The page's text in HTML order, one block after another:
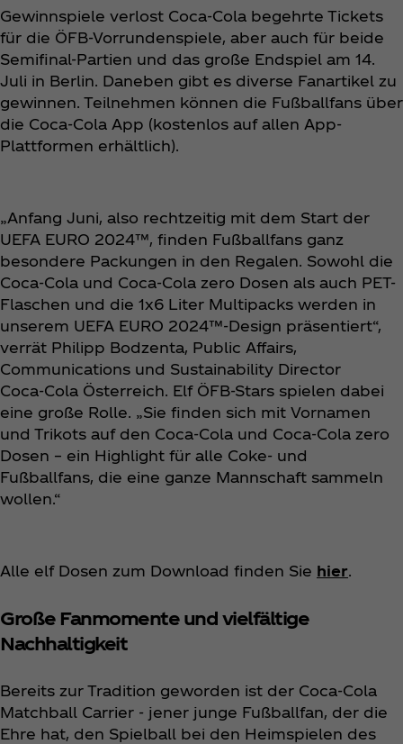
Gewinnspiele verlost Coca‑Cola begehrte Tickets
für die ÖFB-Vorrundenspiele, aber auch für beide
Semifinal-Partien und das große Endspiel am 14.
Juli in Berlin. Daneben gibt es diverse Fanartikel zu
gewinnen. Teilnehmen können die Fußballfans über
die Coca‑Cola App (kostenlos auf allen App-
Plattformen erhältlich).
„Anfang Juni, also rechtzeitig mit dem Start der
UEFA EURO 2024™, finden Fußballfans ganz
besondere Packungen in den Regalen. Sowohl die
Coca‑Cola und Coca‑Cola zero Dosen als auch PET-
Flaschen und die 1x6 Liter Multipacks werden in
unserem UEFA EURO 2024™-Design präsentiert“,
verrät Philipp Bodzenta, Public Affairs,
Communications und Sustainability Director
Coca‑Cola Österreich. Elf ÖFB-Stars spielen dabei
eine große Rolle. „Sie finden sich mit Vornamen
und Trikots auf den Coca‑Cola und Coca‑Cola zero
Dosen – ein Highlight für alle Coke- und
Fußballfans, die eine ganze Mannschaft sammeln
wollen.“
Alle elf Dosen zum Download finden Sie hier
Große Fanmomente und vielfältige
Nachhaltigkeit
Bereits zur Tradition geworden ist der Coca‑Cola
Matchball Carrier - jener junge Fußballfan, der die
Ehre hat, den Spielball bei den Heimspielen des